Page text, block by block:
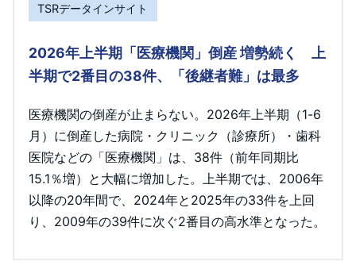
TSRデータインサイト
2026年上半期「医療機関」倒産 増勢続く 上
半期で2番目の38件、「後継者難」は最多
医療機関の倒産が止まらない。2026年上半期（1-6
月）に倒産した病院・クリニック（診療所）・歯科
医院などの「医療機関」は、38件（前年同期比
15.1％増）と大幅に増加した。上半期では、2006年
以降の20年間で、2024年と2025年の33件を上回
り、2009年の39件に次ぐ2番目の高水準となった。